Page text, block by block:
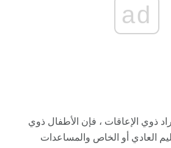
ad
ذوي الإعاقات ، فإن الأطفال ذوي
العادي أو الخاص والمساعدات